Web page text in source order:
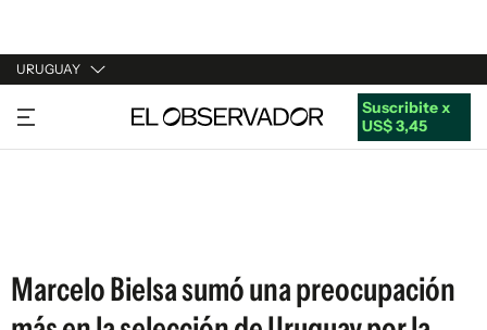
URUGUAY
URUGUAY
ARGENTINA
Suscribite x
US$ 3,45
Marcelo Bielsa sumó una preocupación